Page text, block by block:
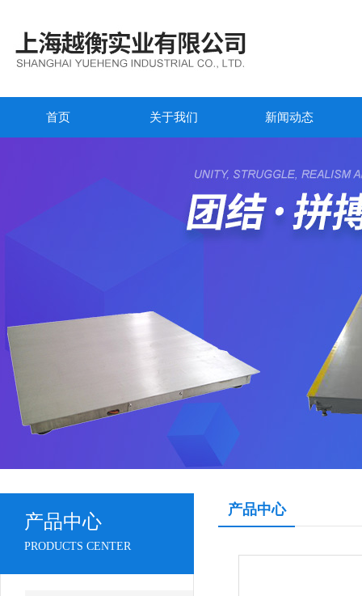
首页 关于我们 新闻动态
产品中心
PRODUCTS CENTER
产品中心